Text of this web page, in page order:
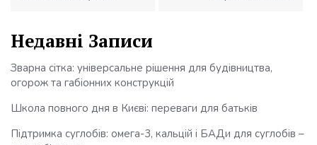
Недавні Записи
Зварна сітка: універсальне рішення для будівництва,
огорож та габіонних конструкцій
Школа повного дня в Києві: переваги для батьків
Підтримка суглобів: омега-3, кальцій і БАДи для суглобів –